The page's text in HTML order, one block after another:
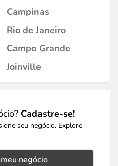
Campinas
Rio de Janeiro
Campo Grande
Joinville
Cadastre-se!
seu negócio. Explore
negócio